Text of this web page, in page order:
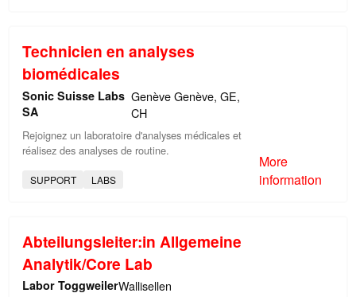
Technicien en analyses
biomédicales
Sonic Suisse Labs
SA
Genève Genève, GE,
CH
Rejoignez un laboratoire d'analyses médicales et
réalisez des analyses de routine.
SUPPORT LABS
More
information
Abteilungsleiter:in Allgemeine
Analytik/Core Lab
Labor ToggweilerWallisellen